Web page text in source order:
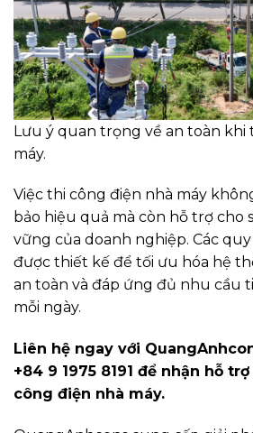
Lưu ý quan trọng về an toàn khi
máy.
Việc thi công điện nhà máy
bảo hiệu quả mà còn hỗ trợ cho
vững của doanh nghiệp. Các
được thiết kế để tối ưu hóa hệ
an toàn và đáp ứng đủ nhu cầu
mỗi ngày.
Liên hệ ngay với
+84 9 1975 8191 để nhận hỗ
công điện nhà máy.